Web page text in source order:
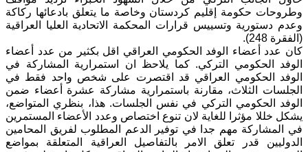
وطروحات حكومة إقليم كردستان وخاصة ما يتعلق بادعائها ركاكة
وعدم دستورية وتسييس قرارات المحكمة الاتحادية العليا العراقية
(الفقرة 248).
كان عدد أعضاء الوفد الحكومي العراقي اقل بكثير من عدد أعضاء
الوفد الحكومي التركي. كما يلاحظ ان استمرارية المشاركة في
الوفد الحكومي العراقي قد اقتصرت على شخص واحد فقط في
الجلسات الثلاث، مقارنة باستمرارية مشاركة عشرة أعضاء ضمن
الوفد الحكومي التركي في نفس الجلسات. هذا، بنظري المتواضع،
يشكل خللا مؤثرا للغاية لان تنوع اختصاص وعدد الأعضاء المستمرين
في المشاركة مهم جدا في توفير الدعم المطلوب لفريق المحامين
الدوليين قدر تعلق الامر بالتفاصيل العراقية المتعلقة بمواضع